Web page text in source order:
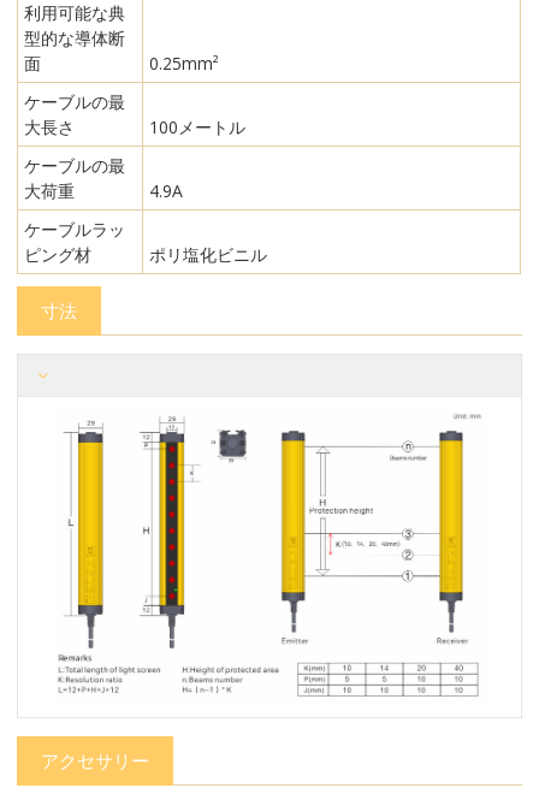
利用可能な典
型的な導体断
面
0.25mm²
ケーブルの最
大長さ
100メートル
ケーブルの最
大荷重
4.9A
ケーブルラッ
ピング材
ポリ塩化ビニル
寸法
アクセサリー